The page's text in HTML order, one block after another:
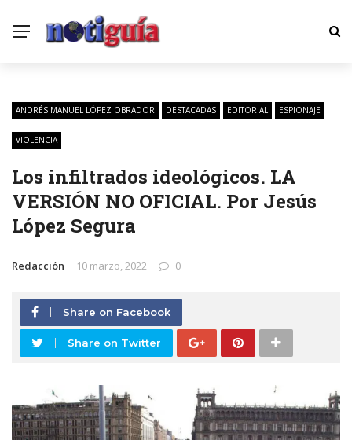
ANDRÉS MANUEL LÓPEZ OBRADOR DESTACADAS EDITORIAL ESPIONAJE
VIOLENCIA
Los infiltrados ideológicos. LA
VERSIÓN NO OFICIAL. Por Jesús
López Segura
Redacción 10 marzo, 2022 0
Share on Facebook
Share on Twitter